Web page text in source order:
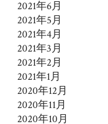
2021年6月
2021年5月
2021年4月
2021年3月
2021年2月
2021年1月
2020年12月
2020年11月
2020年10月